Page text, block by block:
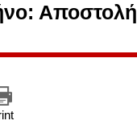
Αποστολή